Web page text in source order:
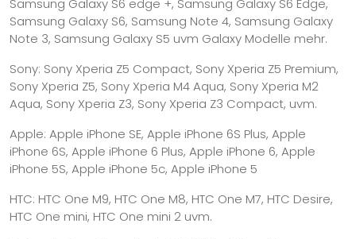
Samsung Galaxy S6 edge +, Samsung Galaxy S6 Edge,
Samsung Galaxy S6, Samsung Note 4, Samsung Galaxy
Note 3, Samsung Galaxy S5 uvm Galaxy Modelle mehr.
Sony: Sony Xperia Z5 Compact, Sony Xperia Z5 Premium,
Sony Xperia Z5, Sony Xperia M4 Aqua, Sony Xperia M2
Aqua, Sony Xperia Z3, Sony Xperia Z3 Compact, uvm.
Apple: Apple iPhone SE, Apple iPhone 6S Plus, Apple
iPhone 6S, Apple iPhone 6 Plus, Apple iPhone 6, Apple
iPhone 5S, Apple iPhone 5c, Apple iPhone 5
HTC: HTC One M9, HTC One M8, HTC One M7, HTC Desire,
HTC One mini, HTC One mini 2 uvm.